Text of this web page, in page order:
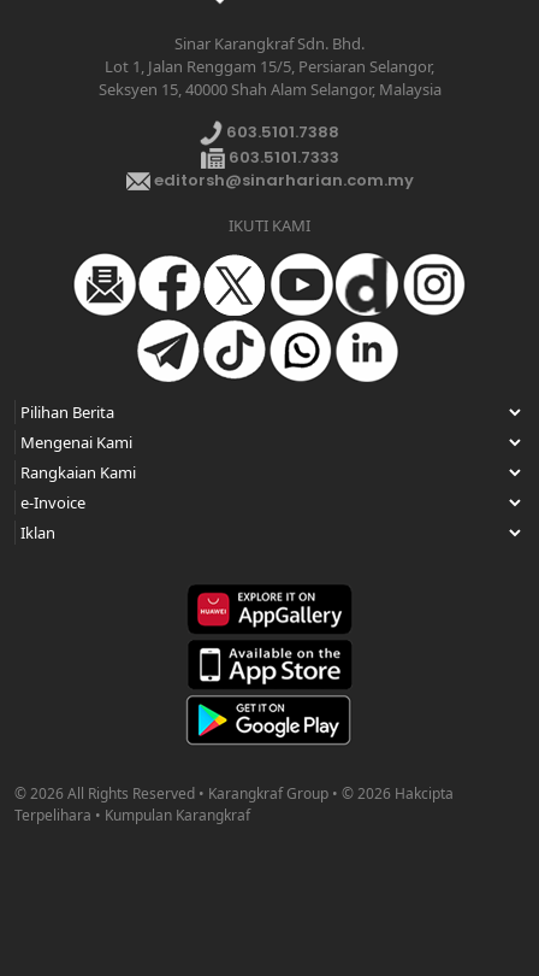
Sinar Karangkraf Sdn. Bhd.
Lot 1, Jalan Renggam 15/5, Persiaran Selangor,
Seksyen 15, 40000 Shah Alam Selangor, Malaysia
603.5101.7388
603.5101.7333
editorsh@sinarharian.com.my
IKUTI KAMI
© 2026 All Rights Reserved • Karangkraf Group • © 2026 Hakcipta
Terpelihara • Kumpulan Karangkraf